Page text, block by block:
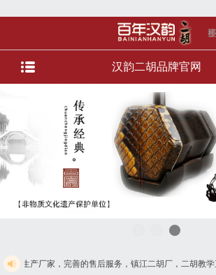
汉韵二胡品牌官网
善的售后服务，镇江二胡厂，二胡教学直播，直播选琴